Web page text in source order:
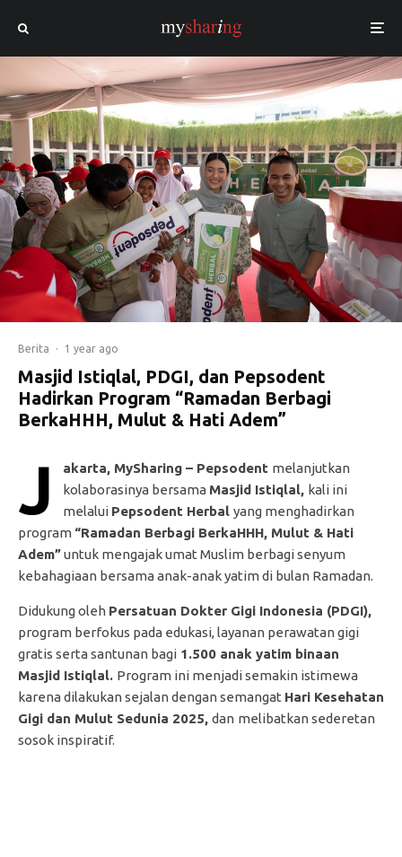
Berita · 1 year ago
Masjid Istiqlal, PDGI, dan Pepsodent
Hadirkan Program “Ramadan Berbagi
BerkaHHH, Mulut & Hati Adem”
J akarta, MySharing – Pepsodent melanjutkan
kolaborasinya bersama Masjid Istiqlal, kali ini
melalui Pepsodent Herbal yang menghadirkan
program “Ramadan Berbagi BerkaHHH, Mulut & Hati
Adem”untuk mengajak umat Muslim berbagi senyum
kebahagiaan bersama anak-anak yatim di bulan Ramadan.
Didukung oleh Persatuan Dokter Gigi Indonesia (PDGI),
program berfokus pada edukasi, layanan perawatan gigi
gratis serta santunan bagi 1.500 anak yatim binaan
Masjid Istiqlal. Program ini menjadi semakin istimewa
karena dilakukan sejalan dengan semangat Hari Kesehatan
Gigi dan Mulut Sedunia 2025, dan melibatkan sederetan
sosok inspiratif.